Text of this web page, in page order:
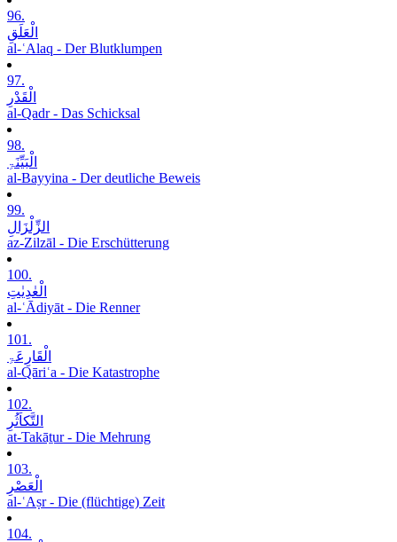
96.
الْعَلَقِ
al-ʿAlaq - Der Blutklumpen
97.
الْقَدْرِ
al-Qadr - Das Schicksal
98.
الْبَیِّنَۃِ
al-Bayyina - Der deutliche Beweis
99.
الزِّلْزَالِ
az-Zilzāl - Die Erschütterung
100.
الْعٰدِیٰتِ
al-ʿĀdiyāt - Die Renner
101.
الْقَارِعَۃِ
al-Qāriʿa - Die Katastrophe
102.
التَّکاَثُرِ
at-Takāṯur - Die Mehrung
103.
الْعَصْرِ
al-ʿAṣr - Die (flüchtige) Zeit
104.